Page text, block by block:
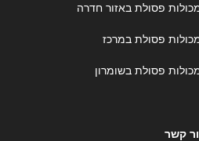
פסולת באזור חדרה
פסולת במרכז
פסולת בשומרון
קשר